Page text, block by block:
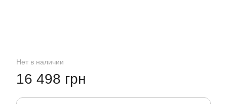
Нет в наличии
16 498 грн